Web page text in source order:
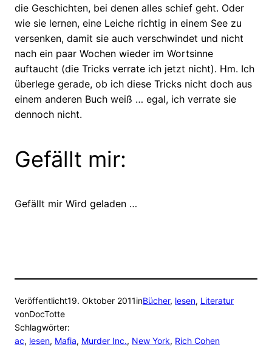
die Geschichten, bei denen alles schief geht. Oder
wie sie lernen, eine Leiche richtig in einem See zu
versenken, damit sie auch verschwindet und nicht
nach ein paar Wochen wieder im Wortsinne
auftaucht (die Tricks verrate ich jetzt nicht). Hm. Ich
überlege gerade, ob ich diese Tricks nicht doch aus
einem anderen Buch weiß … egal, ich verrate sie
dennoch nicht.
Gefällt mir:
Gefällt mir Wird geladen …
Veröffentlicht19. Oktober 2011inBücher, lesen, Literatur
vonDocTotte
Schlagwörter:
ac, lesen, Mafia, Murder Inc., New York, Rich Cohen